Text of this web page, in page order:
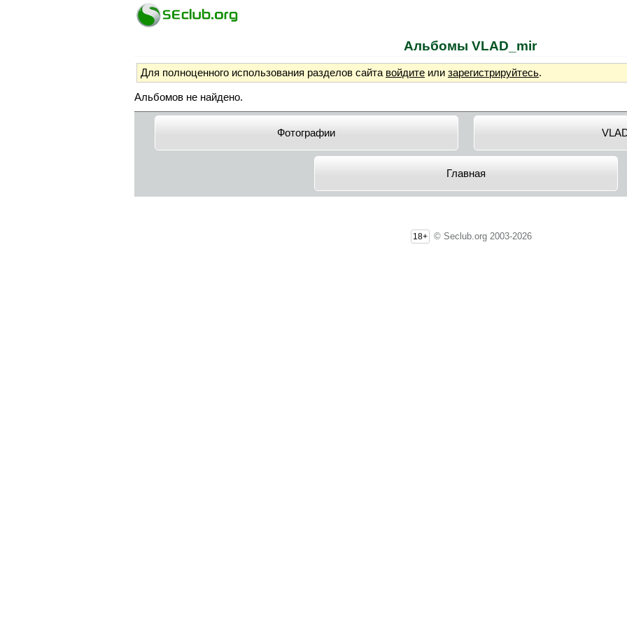
Альбомы VLAD_mir
Для полноценного использования разделов сайта войдите или зарегистрируйтесь.
Альбомов не найдено.
Фотографии
Главная
18+ © Seclub.org 2003-2026